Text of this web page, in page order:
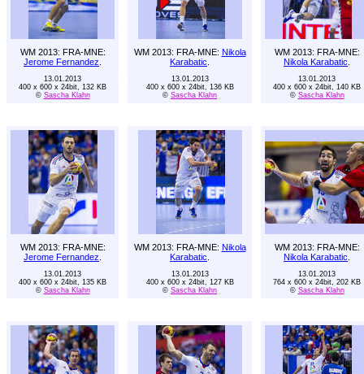
WM 2013: FRA-MNE:
Jerome Fernandez
WM 2013: FRA-MNE: Nikola
Karabatic
WM 2013: FRA-MNE:
Nikola Karabatic
13.01.2013
400 x 600 x 24bit, 132 KB
© Sascha Klahn
13.01.2013
400 x 600 x 24bit, 136 KB
© Sascha Klahn
13.01.2013
400 x 600 x 24bit, 140 KB
© Sascha Klahn
WM 2013: FRA-MNE:
Jerome Fernandez
WM 2013: FRA-MNE: Nikola
Karabatic
WM 2013: FRA-MNE:
Nikola Karabatic
13.01.2013
400 x 600 x 24bit, 135 KB
© Sascha Klahn
13.01.2013
400 x 600 x 24bit, 127 KB
© Sascha Klahn
13.01.2013
764 x 600 x 24bit, 202 KB
© Sascha Klahn